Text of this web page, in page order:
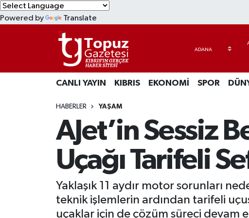
Powered by Translate
CANLI YAYIN KIBRIS EKONOMİ SPOR
HABERLER YAŞAM
AJet’in Sessiz
Uçağı Tarifeli
Yaklaşık 11 aydır motor sorunları
teknik işlemlerin ardından tarifeli
uçaklar için de çözüm süreci devam
EKONOMİ
MAGAZİN
SAĞLIK
TEKNOLOJİ
TÜRKİYE
Lefkoşa Nöbetçi Eczaneler
Lefkoşa Hava Durumu
Lefkoşa Trafik Yoğunluk Haritası
Süper Lig Puan Durumu ve Fikstür
Tüm Manşetler
Son Dakika Haberleri
Haber Arşivi